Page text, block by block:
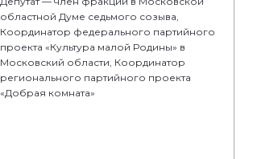
областной Думе седьмого созыва,
Координатор федерального партийного
проекта «Культура малой Родины» в
Московский области, Координатор
регионального партийного проекта
«Добрая комната»